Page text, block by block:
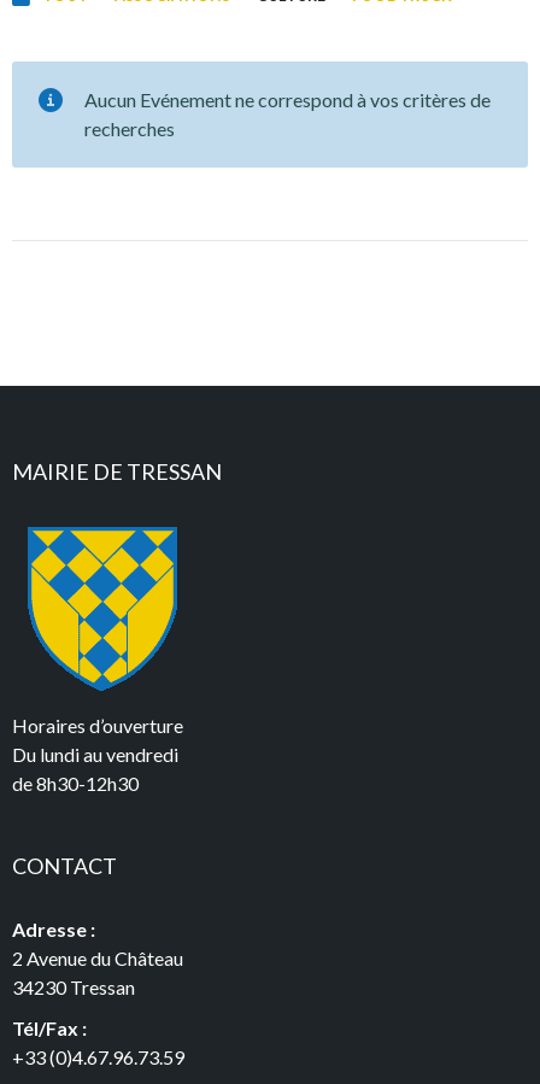
Aucun Evénement ne correspond à vos critères de
recherches
MAIRIE DE TRESSAN
Horaires d’ouverture
Du lundi au vendredi
de 8h30-12h30
CONTACT
Adresse :
2 Avenue du Château
34230 Tressan
Tél/Fax :
+33 (0)4.67.96.73.59